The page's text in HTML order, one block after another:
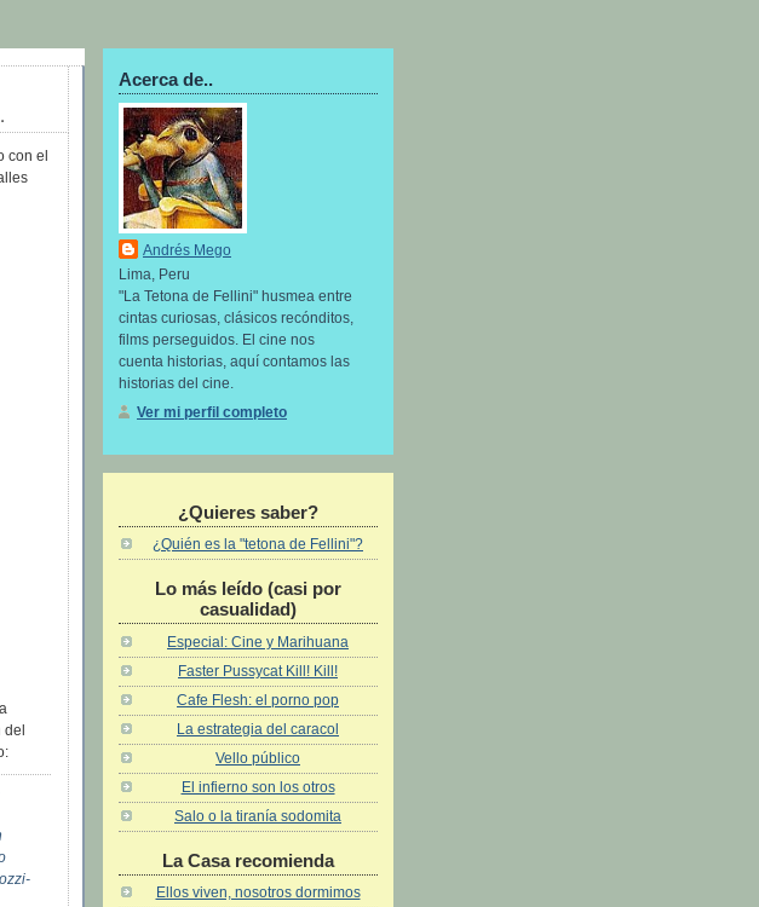
con el
Acerca de..
Andrés Mego
Lima, Peru
"La Tetona de Fellini" husmea entre
cintas curiosas, clásicos recónditos,
films perseguidos. El cine nos
cuenta historias, aquí contamos las
historias del cine.
Ver mi perfil completo
¿Quieres saber?
¿Quién es la "tetona de Fellini"?
Lo más leí­do (casi por
casualidad)
Especial: Cine y Marihuana
Faster Pussycat Kill! Kill!
Cafe Flesh: el porno pop
La estrategia del caracol
Vello público
El infierno son los otros
Salo o la tiranía sodomita
La Casa recomienda
Ellos viven, nosotros dormimos